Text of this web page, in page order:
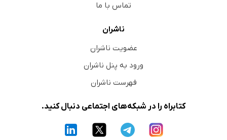
تماس با ما
ناشران
عضویت ناشران
ورود به پنل ناشران
فهرست ناشران
کتابراه را در شبکه‌های اجتماعی دنبال کنید.